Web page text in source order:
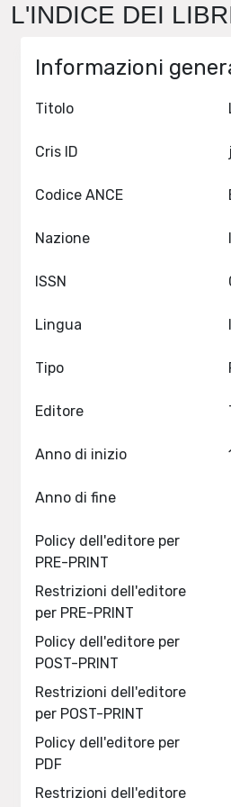
L'INDICE DEI
Informazioni
Titolo
Cris ID
Codice ANCE
Nazione
ISSN
Lingua
Tipo
Editore
Anno di inizio
Anno di fine
Policy dell'editore per
PRE-PRINT
Restrizioni dell'editore
per PRE-PRINT
Policy dell'editore per
POST-PRINT
Restrizioni dell'editore
per POST-PRINT
Policy dell'editore per
PDF
Restrizioni dell'editore